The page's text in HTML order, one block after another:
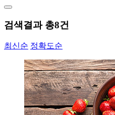
검색결과 총8건
최신순 정확도순